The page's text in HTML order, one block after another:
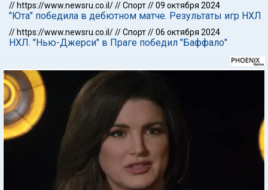
// https://www.newsru.co.il///Спорт//09 октября 2024
"Юта" победила в дебютном матче. Результаты игр НХЛ
// https://www.newsru.co.il///Спорт//06 октября 2024
НХЛ. "Нью-Джерси" в Праге победил "Баффало"